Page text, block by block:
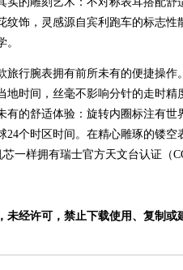
纹饰，灵感源自宾利跑车的标志
。
行腕表拥有前所未有的便捷操作
地时间，丝毫不影响分针的走时
有的舒适体验：旋转内圈标注有
24个时区时间。在精心雕琢的镂
一样拥有瑞士官方天文台认证（
经许可，禁止下载使用、复制或